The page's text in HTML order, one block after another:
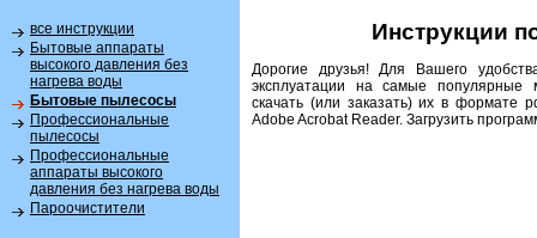
все инструкции
Бытовые аппараты
высокого давления без
нагрева воды
Бытовые пылесосы
Профессиональные
пылесосы
Профессиональные
аппараты высокого
давления без нагрева воды
Пароочистители
Инструкции
Дорогие друзья! Для Вашего
эксплуатации на самые
скачать (или заказать) их в формате
Аdobe Acrobat Reader. Загрузить